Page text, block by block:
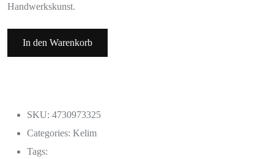
Handwerkskunst.
In den Warenkorb
SKU: 4730973325
Categories: Kelim
Tags: